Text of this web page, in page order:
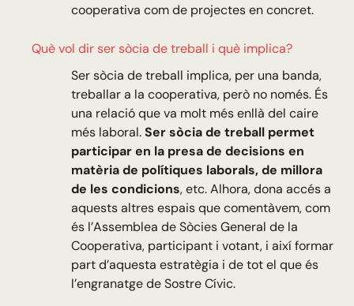
cooperativa com de projectes en concret.
Què vol dir ser sòcia de treball i què implica?
Ser sòcia de treball implica, per una banda,
treballar a la cooperativa, però no només. És
una relació que va molt més enllà del caire
més laboral.Ser sòcia de treball permet
participar en la presa de decisions en
matèria de polítiques laborals, de millora
de les condicions, etc. Alhora, dona accés a
aquests altres espais que comentàvem, com
és l’Assemblea de Sòcies General de la
Cooperativa, participant i votant, i així formar
part d’aquesta estratègia i de tot el que és
l’engranatge de Sostre Cívic.